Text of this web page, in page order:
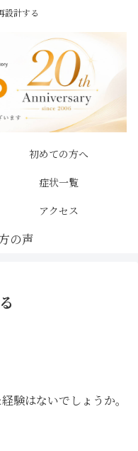
設計する
初めての方へ
症状一覧
アクセス
験はないでしょうか。